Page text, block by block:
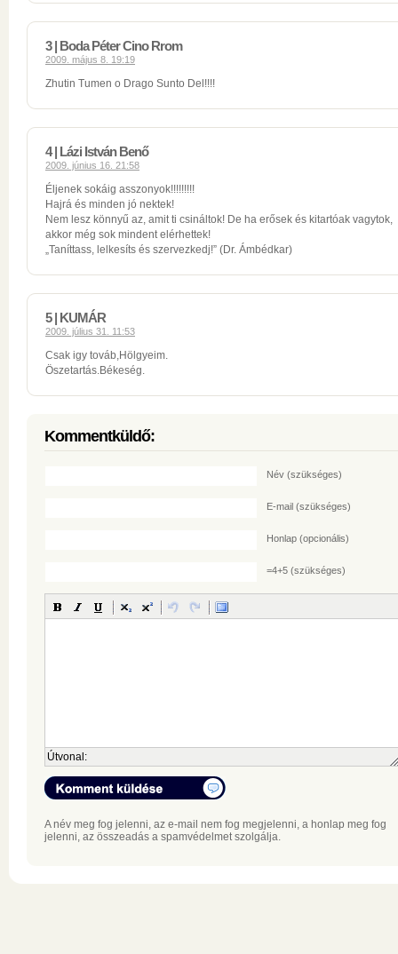
3 | Boda Péter Cino Rrom
2009. május 8. 19:19
Zhutin Tumen o Drago Sunto Del!!!!
4 | Lázi István Benő
2009. június 16. 21:58
Éljenek sokáig asszonyok!!!!!!!!!
Hajrá és minden jó nektek!
Nem lesz könnyű az, amit ti csináltok! De ha erősek és kitartóak vagytok,
akkor még sok mindent elérhettek!
„Taníttass, lelkesíts és szervezkedj!” (Dr. Ámbédkar)
5 | KUMÁR
2009. július 31. 11:53
Csak igy továb,Hölgyeim.
Öszetartás.Békeség.
Kommentküldő:
Név (szükséges)
E-mail (szükséges)
Honlap (opcionális)
=4+5 (szükséges)
Útvonal:
A név meg fog jelenni, az e-mail nem fog megjelenni, a honlap meg fog
jelenni, az összeadás a spamvédelmet szolgálja.